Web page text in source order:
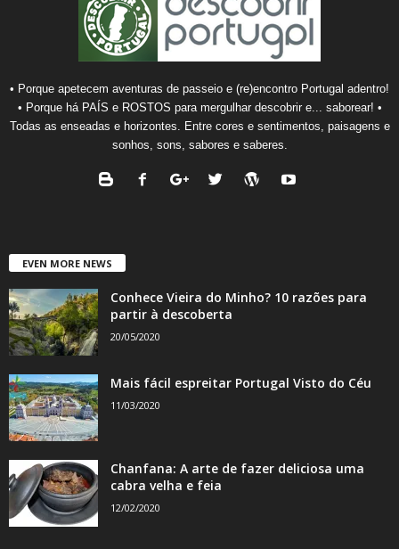
• Porque apetecem aventuras de passeio e (re)encontro Portugal adentro!
• Porque há PAÍS e ROSTOS para mergulhar descobrir e... saborear! •
Todas as enseadas e horizontes. Entre cores e sentimentos, paisagens e
sonhos, sons, sabores e saberes.
EVEN MORE NEWS
Conhece Vieira do Minho? 10 razões para
partir à descoberta
20/05/2020
Mais fácil espreitar Portugal Visto do Céu
11/03/2020
Chanfana: A arte de fazer deliciosa uma
cabra velha e feia
12/02/2020